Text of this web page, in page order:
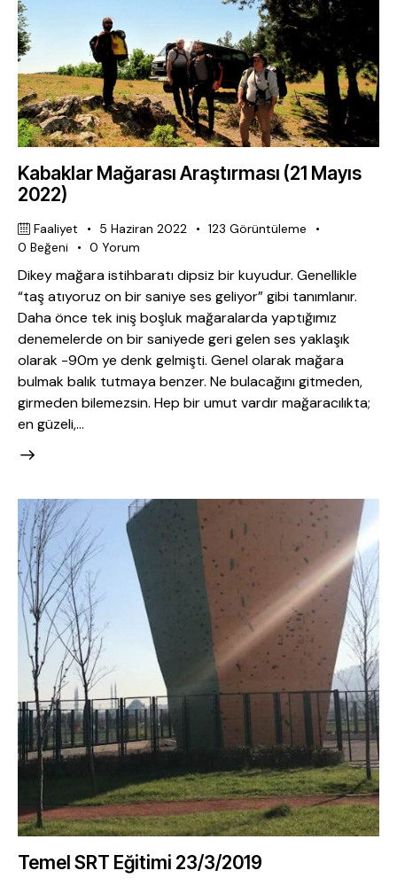
Kabaklar Mağarası Araştırması (21 Mayıs
2022)
Faaliyet 5 Haziran 2022 123 Görüntüleme
0 Beğeni 0 Yorum
Dikey mağara istihbaratı dipsiz bir kuyudur. Genellikle
“taş atıyoruz on bir saniye ses geliyor” gibi tanımlanır.
Daha önce tek iniş boşluk mağaralarda yaptığımız
denemelerde on bir saniyede geri gelen ses yaklaşık
olarak -90m ye denk gelmişti. Genel olarak mağara
bulmak balık tutmaya benzer. Ne bulacağını gitmeden,
girmeden bilemezsin. Hep bir umut vardır mağaracılıkta;
en güzeli,…
Temel SRT Eğitimi 23/3/2019